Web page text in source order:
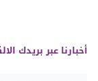
أخبارنا عبر بريدك